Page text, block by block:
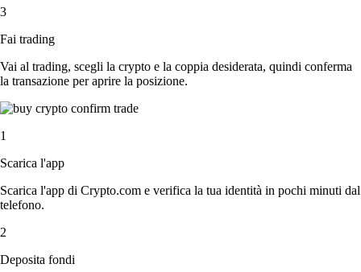
3
Fai trading
Vai al trading, scegli la crypto e la coppia desiderata, quindi conferma
la transazione per aprire la posizione.
1
Scarica l'app
Scarica l'app di Crypto.com e verifica la tua identità in pochi minuti dal
telefono.
2
Deposita fondi